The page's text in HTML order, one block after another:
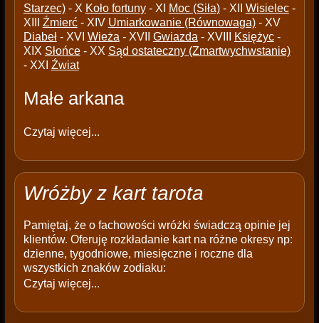
Starzec)- X Koło fortuny- XI Moc (Siła)- XII Wisielec-
XIII Źmierć- XIV Umiarkowanie (Równowaga)- XV
Diabeł- XVI Wieża - XVII Gwiazda - XVIII Księżyc-
XIX Słońce- XX Sąd ostateczny (Zmartwychwstanie)
- XXI Źwiat
Małe arkana
Czytaj więcej...
Wróżby z kart tarota
Pamiętaj, że o fachowości wróżki świadczą opinie jej
klientów. Oferuję rozkładanie kart na różne okresy np:
dzienne, tygodniowe, miesięczne i roczne dla
wszystkich znaków zodiaku:
Czytaj więcej...